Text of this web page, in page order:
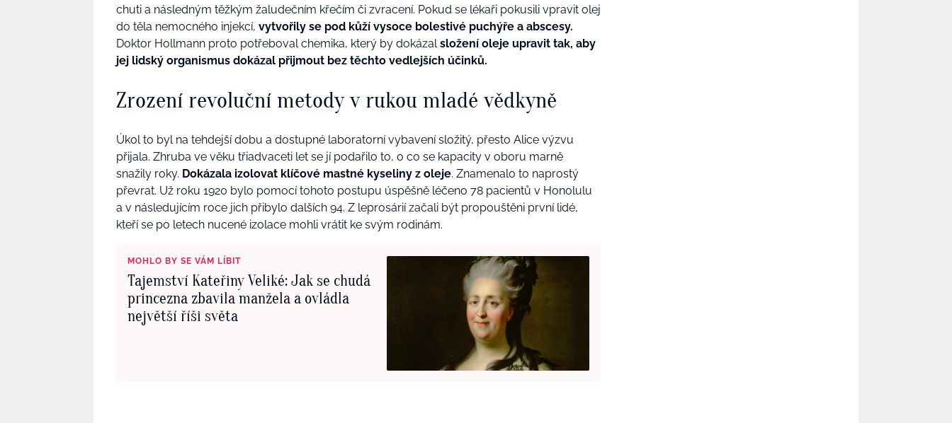
chuti a následným těžkým žaludečním křečím či zvracení. Pokud se lékaři pokusili vpravit olej
do těla nemocného injekcí, vytvořily se pod kůží vysoce bolestivé puchýře a abscesy.
Doktor Hollmann proto potřeboval chemika, který by dokázalsložení oleje upravit tak, aby
jej lidský organismus dokázal přijmout bez těchto vedlejších účinků.
Zrození revoluční metody v rukou mladé vědkyně
Úkol to byl na tehdejší dobu a dostupné laboratorní vybavení složitý, přesto Alice výzvu
přijala. Zhruba ve věku třiadvaceti let se jí podařilo to, o co se kapacity v oboru marně
snažily roky. Dokázala izolovat klíčové mastné kyseliny z oleje. Znamenalo to naprostý
převrat. Už roku 1920 bylo pomocí tohoto postupu úspěšně léčeno 78 pacientů v Honolulu
a v následujícím roce jich přibylo dalších 94. Z leprosárií začali být propouštěni první lidé,
kteří se po letech nucené izolace mohli vrátit ke svým rodinám.
MOHLO BY SE VÁM LÍBIT
Tajemství Kateřiny Veliké: Jak se chudá
princezna zbavila manžela a ovládla
největší říši světa